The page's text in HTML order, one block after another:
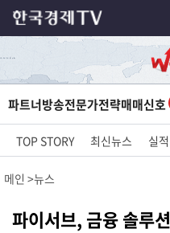
파트너방송전문가전략매매신호
TOP STORY 최신뉴스 실적
메인 뉴스
파이서브, 금융 솔루